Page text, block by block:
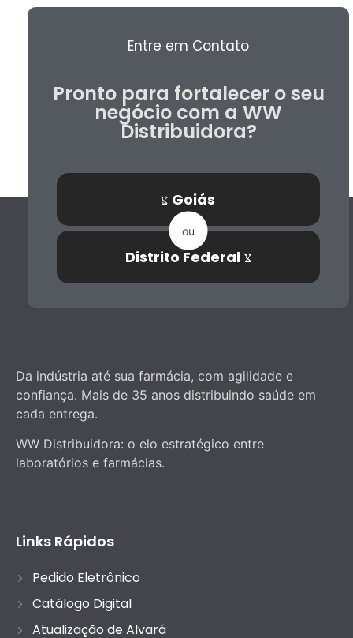
Entre em Contato
Pronto para fortalecer o seu
negócio com a WW
Distribuidora?
Goiás
ou
Distrito Federal
Da indústria até sua farmácia, com agilidade e
confiança. Mais de 35 anos distribuindo saúde em
cada entrega.
WW Distribuidora: o elo estratégico entre
laboratórios e farmácias.
Links Rápidos
Pedido Eletrônico
Catálogo Digital
Atualização de Alvará